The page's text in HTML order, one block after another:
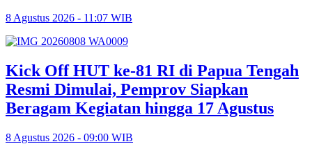
8 Agustus 2026 - 11:07 WIB
Kick Off HUT ke-81 RI di Papua Tengah
Resmi Dimulai, Pemprov Siapkan
Beragam Kegiatan hingga 17 Agustus
8 Agustus 2026 - 09:00 WIB